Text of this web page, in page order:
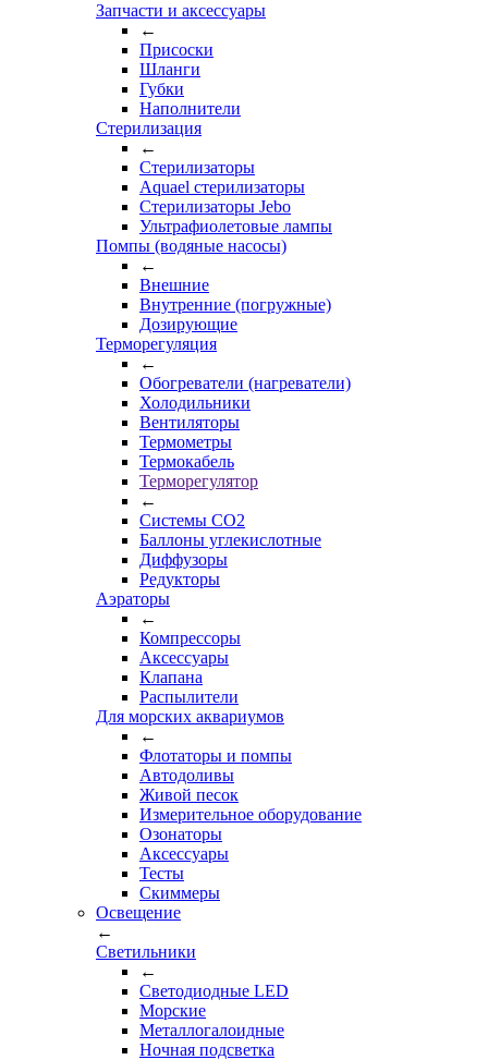
Запчасти и аксессуары
←
Присоски
Шланги
Губки
Наполнители
Стерилизация
←
Стерилизаторы
Aquael стерилизаторы
Стерилизаторы Jebo
Ультрафиолетовые лампы
Помпы (водяные насосы)
←
Внешние
Внутренние (погружные)
Дозирующие
Терморегуляция
←
Обогреватели (нагреватели)
Холодильники
Вентиляторы
Термометры
Термокабель
Терморегулятор
←
Системы CO2
Баллоны углекислотные
Диффузоры
Редукторы
Аэраторы
←
Компрессоры
Аксессуары
Клапана
Распылители
Для морских аквариумов
←
Флотаторы и помпы
Автодоливы
Живой песок
Измерительное оборудование
Озонаторы
Аксессуары
Тесты
Cкиммеры
Освещение
←
Светильники
←
Cветодиодные LED
Морские
Металлогалоидные
Ночная подсветка